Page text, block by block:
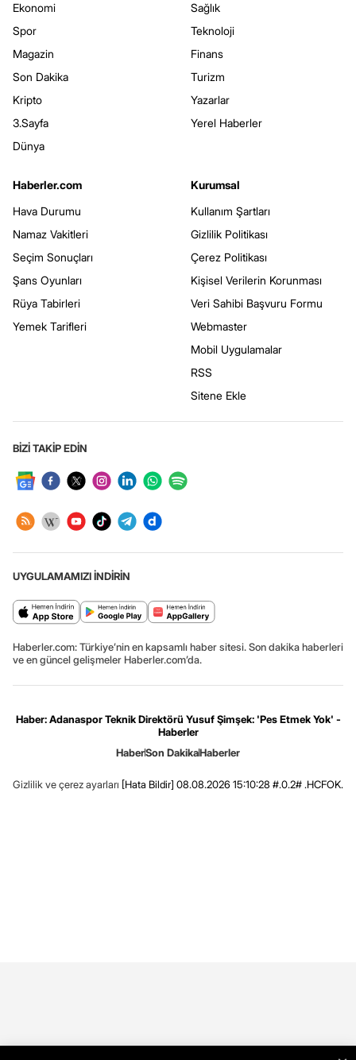
Ekonomi
Spor
Magazin
Son Dakika
Kripto
3.Sayfa
Dünya
Sağlık
Teknoloji
Finans
Turizm
Yazarlar
Yerel Haberler
Haberler.com
Hava Durumu
Namaz Vakitleri
Seçim Sonuçları
Şans Oyunları
Rüya Tabirleri
Yemek Tarifleri
Kurumsal
Kullanım Şartları
Gizlilik Politikası
Çerez Politikası
Kişisel Verilerin Korunması
Veri Sahibi Başvuru Formu
Webmaster
Mobil Uygulamalar
RSS
Sitene Ekle
BİZİ TAKİP EDİN
UYGULAMAMIZI İNDİRİN
Haberler.com: Türkiye’nin en kapsamlı haber sitesi. Son dakika haberleri
ve en güncel gelişmeler Haberler.com’da.
Haber: Adanaspor Teknik Direktörü Yusuf Şimşek: 'Pes Etmek Yok' -
Haberler
HaberSon DakikaHaberler
Gizlilik ve çerez ayarları [Hata Bildir] 08.08.2026 15:10:28 #.0.2# .HCFOK.